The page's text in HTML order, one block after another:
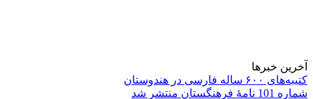
آخرین خبرها
کتیبه‌های ۶۰۰ ساله فارسی در هندوستان
شماره 101 نامۀ فرهنگستان منتشر شد